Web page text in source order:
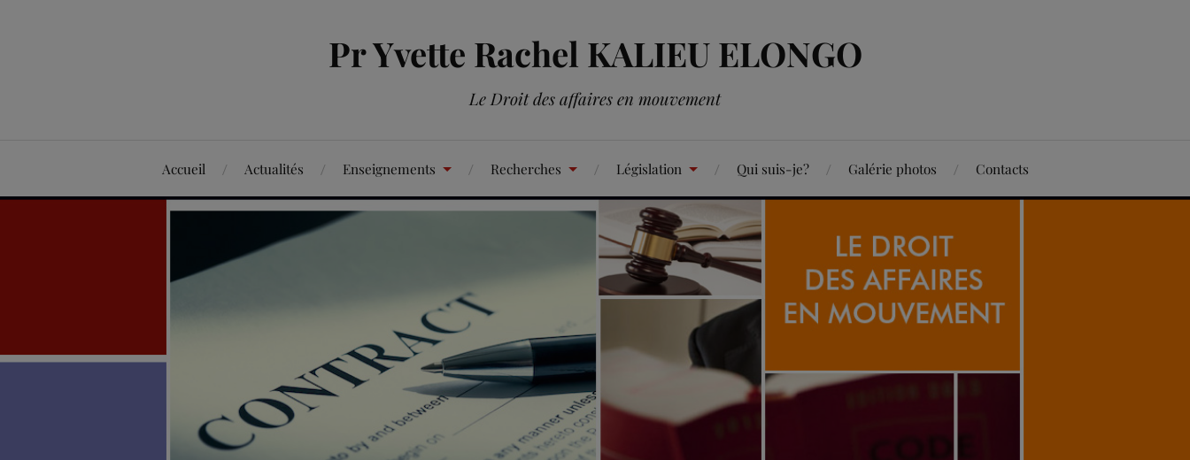
Pr Yvette Rachel KALIEU ELONGO
Le Droit des affaires en mouvement
Accueil Actualités Enseignements Recherches Législation Qui suis-je? Galérie photos Contacts